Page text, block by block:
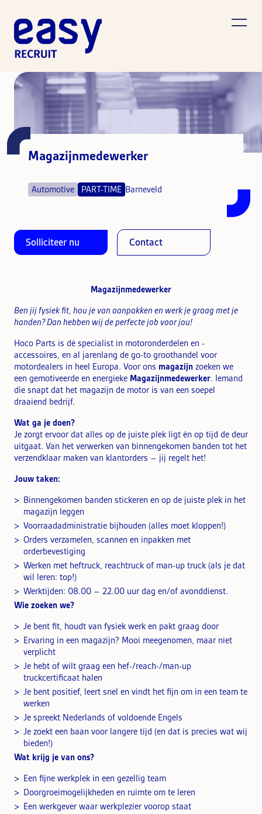
Magazijnmedewerker
Automotive PART-TIME Barneveld
Solliciteer nu Contact
Magazijnmedewerker
Ben jij fysiek fit, hou je van aanpakken en werk je graag met je
handen? Dan hebben wij de perfecte job voor jou!
Hoco Parts is dé specialist in motoronderdelen en -
accessoires, en al jarenlang de go-to groothandel voor
motordealers in heel Europa. Voor ons magazijn zoeken we
een gemotiveerde en energieke Magazijnmedewerker. Iemand
die snapt dat het magazijn de motor is van een soepel
draaiend bedrijf.
Wat ga je doen?
Je zorgt ervoor dat alles op de juiste plek ligt én op tijd de deur
uitgaat. Van het verwerken van binnengekomen banden tot het
verzendklaar maken van klantorders – jij regelt het!
Jouw taken:
Binnengekomen banden stickeren en op de juiste plek in het
magazijn leggen
Voorraadadministratie bijhouden (alles moet kloppen!)
Orders verzamelen, scannen en inpakken met
orderbevestiging
Werken met heftruck, reachtruck of man-up truck (als je dat
wil leren: top!)
Werktijden: 08.00 – 22.00 uur dag en/of avonddienst.
Wie zoeken we?
Je bent fit, houdt van fysiek werk en pakt graag door
Ervaring in een magazijn? Mooi meegenomen, maar niet
verplicht
Je hebt of wilt graag een hef-/reach-/man-up
truckcertificaat halen
Je bent positief, leert snel en vindt het fijn om in een team te
werken
Je spreekt Nederlands of voldoende Engels
Je zoekt een baan voor langere tijd (en dat is precies wat wij
bieden!)
Wat krijg je van ons?
Een fijne werkplek in een gezellig team
Doorgroeimogelijkheden en ruimte om te leren
Een werkgever waar werkplezier voorop staat